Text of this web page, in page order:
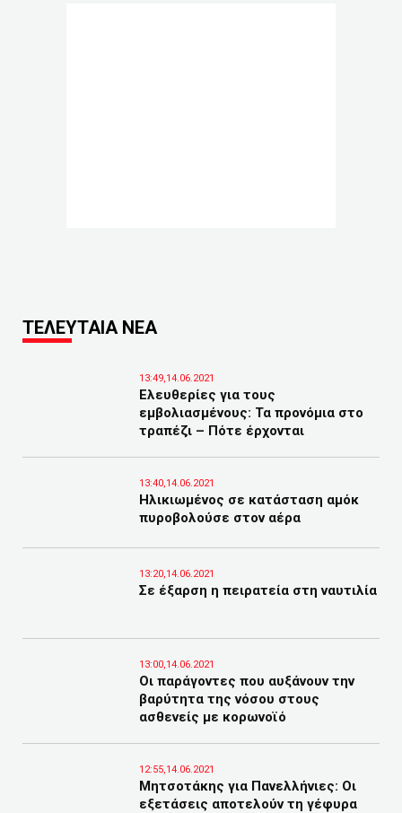
ΤΕΛΕΥΤΑΙΑ ΝΕΑ
13:49,14.06.2021
Eλευθερίες για τους
εμβολιασμένους: Τα προνόμια στο
τραπέζι – Πότε έρχονται
13:40,14.06.2021
Ηλικιωμένος σε κατάσταση αμόκ
πυροβολούσε στον αέρα
13:20,14.06.2021
Σε έξαρση η πειρατεία στη ναυτιλία
13:00,14.06.2021
Οι παράγοντες που αυξάνουν την
βαρύτητα της νόσου στους
ασθενείς με κορωνοϊό
12:55,14.06.2021
Μητσοτάκης για Πανελλήνιες: Οι
εξετάσεις αποτελούν τη γέφυρα